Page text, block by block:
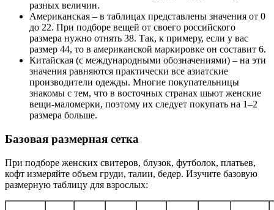
разных величин.
Американская – в таблицах представлены значения от 0
до 22. При подборе вещей от своего российского
размера нужно отнять 38. Так, к примеру, если у вас
размер 44, то в американской маркировке он составит 6.
Китайская (с международными обозначениями) – на эти
значения равняются практически все азиатские
производители одежды. Многие покупательницы
знакомы с тем, что в восточных странах шьют женские
вещи-маломерки, поэтому их следует покупать на 1–2
размера больше.
Базовая размерная сетка
При подборе женских свитеров, блузок, футболок, платьев,
кофт измеряйте объем груди, талии, бедер. Изучите базовую
размерную таблицу для взрослых: